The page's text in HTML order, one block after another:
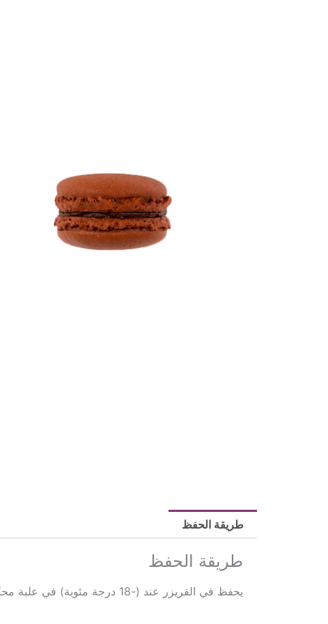
طريقة الحفظ
طريقة الحفظ
يحفظ في الفريزر عند (-18 درجة مئوية) في علبة محكمة الإغلاق